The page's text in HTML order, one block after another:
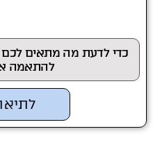
כדי לדעת מה מתאים
להתאמה